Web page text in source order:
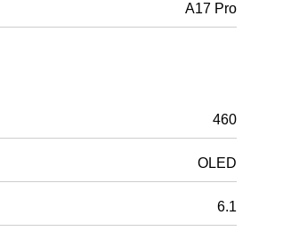
A17 Pro
460
OLED
6.1